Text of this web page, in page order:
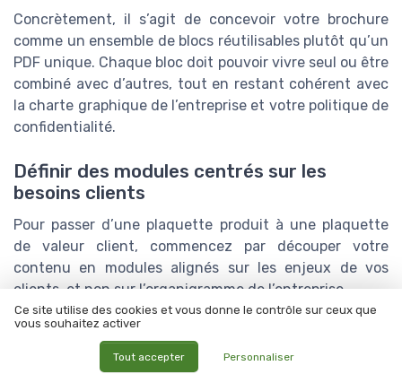
Concrètement, il s’agit de concevoir votre brochure
comme un ensemble de blocs réutilisables plutôt qu’un
PDF unique. Chaque bloc doit pouvoir vivre seul ou être
combiné avec d’autres, tout en restant cohérent avec
la charte graphique de l’entreprise et votre politique de
confidentialité.
Définir des modules centrés sur les
besoins clients
Pour passer d’une plaquette produit à une plaquette
de valeur client, commencez par découper votre
contenu en modules alignés sur les enjeux de vos
clients, et non sur l’organigramme de l’entreprise.
Module “enjeux et contexte”
reformule les problématiques du client, avec ses
mots, avant de parler de vos produits services.
Ce site utilise des cookies et vous donne le contrôle sur ceux que
vous souhaitez activer
Tout accepter Personnaliser